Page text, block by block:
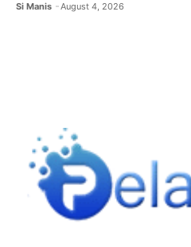
Si Manis August 4, 2026